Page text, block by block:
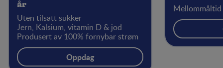
år
Uten tilsatt sukker
Jern, Kalsium, vitamin D & jod
Produsert av 100% fornybar strøm
Oppdag